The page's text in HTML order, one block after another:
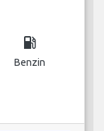
local_gas_station
Benzin